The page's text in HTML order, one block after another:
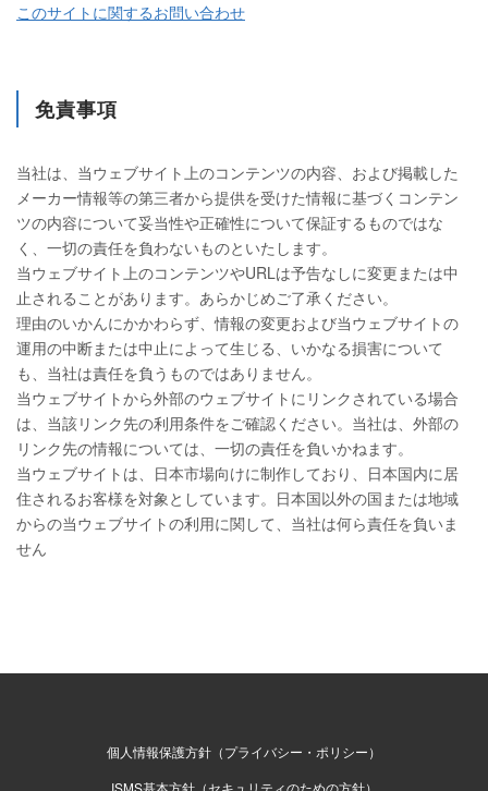
このサイトに関するお問い合わせ
免責事項
当社は、当ウェブサイト上のコンテンツの内容、および掲載した
メーカー情報等の第三者から提供を受けた情報に基づくコンテン
ツの内容について妥当性や正確性について保証するものではな
く、一切の責任を負わないものといたします。
当ウェブサイト上のコンテンツやURLは予告なしに変更または中
止されることがあります。あらかじめご了承ください。
理由のいかんにかかわらず、情報の変更および当ウェブサイトの
運用の中断または中止によって生じる、いかなる損害について
も、当社は責任を負うものではありません。
当ウェブサイトから外部のウェブサイトにリンクされている場合
は、当該リンク先の利用条件をご確認ください。当社は、外部の
リンク先の情報については、一切の責任を負いかねます。
当ウェブサイトは、日本市場向けに制作しており、日本国内に居
住されるお客様を対象としています。日本国以外の国または地域
からの当ウェブサイトの利用に関して、当社は何ら責任を負いま
せん
個人情報保護方針（プライバシー・ポリシー）
ISMS基本方針（セキュリティのための方針）